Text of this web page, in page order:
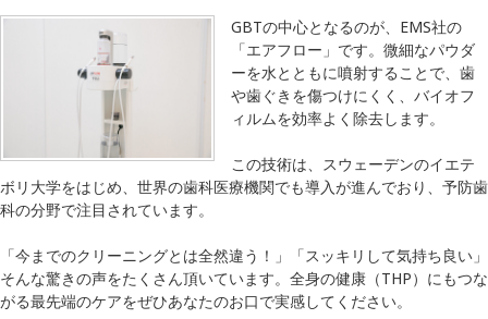
GBTの中心となるのが、EMS社の
「エアフロー」です。微細なパウダ
ーを水とともに噴射することで、歯
や歯ぐきを傷つけにくく、バイオフ
ィルムを効率よく除去します。
この技術は、スウェーデンのイエテ
ボリ大学をはじめ、世界の歯科医療機関でも導入が進んでおり、予防歯
科の分野で注目されています。
「今までのクリーニングとは全然違う！」「スッキリして気持ち良い」
そんな驚きの声をたくさん頂いています。全身の健康（THP）にもつな
がる最先端のケアをぜひあなたのお口で実感してください。